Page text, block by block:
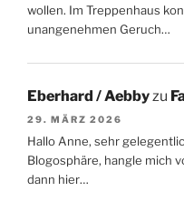
wollen. Im Treppenhaus
unangenehmen Geruch…
Eberhard / Aebby zu
29. MÄRZ 2026
Hallo Anne, sehr
Blogosphäre, hangle mich
dann hier…